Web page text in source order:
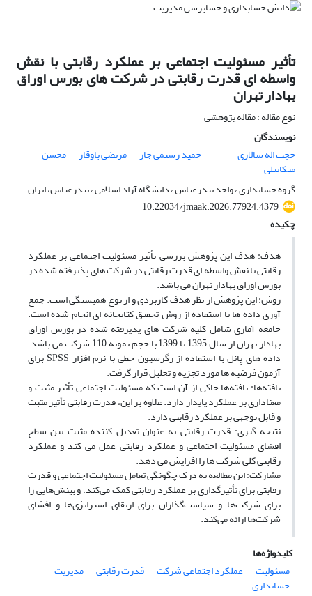
تأثیر مسئولیت اجتماعی بر عملکرد رقابتی با نقش
واسطه ای قدرت رقابتی در شرکت های بورس اوراق
بهادار تهران
نوع مقاله : مقاله پژوهشی
نویسندگان
حجت اله سالاری
حمید رستمی جاز مرتضی باوقار محسن
میکاییلی
گروه حسابداری ، واحد بندرعباس ، دانشگاه آزاد اسلامی ، بندرعباس، ایران
10.22034/jmaak.2026.77924.4379
چکیده
هدف: هدف این پژوهش بررسی تأثیر مسئولیت اجتماعی بر عملکرد
رقابتی با نقش واسطه ای قدرت رقابتی در شرکت های پذیرفته شده در
بورس اوراق بهادار تهران می باشد.
روش: این پژوهش از نظر هدف کاربردی و از نوع همبستگی است. جمع
آوری داده ها با استفاده از روش تحقیق کتابخانه ای انجام شده است.
جامعه آماری شامل کلیه شرکت های پذیرفته شده در بورس اوراق
بهادار تهران از سال 1395 تا 1399 با حجم نمونه 110 شرکت می باشد.
داده های پانل با استفاده از رگرسیون خطی با نرم افزار SPSS برای
آزمون فرضیه ها مورد تجزیه و تحلیل قرار گرفت.
یافته‌ها: یافته‌ها حاکی از آن است که مسئولیت اجتماعی تأثیر مثبت و
معناداری بر عملکرد پایدار دارد. علاوه بر این، قدرت رقابتی تأثیر مثبت
و قابل توجهی بر عملکرد رقابتی دارد.
نتیجه گیری: قدرت رقابتی به عنوان تعدیل کننده مثبت بین سطح
افشای مسئولیت اجتماعی و عملکرد رقابتی عمل می کند و عملکرد
رقابتی کلی شرکت ها را افزایش می دهد.
مشارکت: این مطالعه به درک چگونگی تعامل مسئولیت اجتماعی و قدرت
رقابتی برای تأثیرگذاری بر عملکرد رقابتی کمک می‌کند، و بینش‌هایی را
برای شرکت‌ها و سیاست‌گذاران برای ارتقای استراتژی‌ها و افشای
شرکت‌ها ارائه می‌کند.
کلیدواژه‌ها
مسئولیت
عملکرد اجتماعی شرکت قدرت رقابتی مدیریت
حسابداری